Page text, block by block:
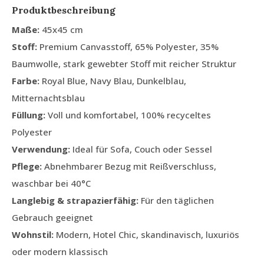
Produktbeschreibung
Maße: 45x45 cm
Stoff: Premium Canvasstoff, 65% Polyester, 35%
Baumwolle, stark gewebter Stoff mit reicher Struktur
Farbe: Royal Blue, Navy Blau, Dunkelblau,
Mitternachtsblau
Füllung: Voll und komfortabel, 100% recyceltes
Polyester
Verwendung: Ideal für Sofa, Couch oder Sessel
Pflege: Abnehmbarer Bezug mit Reißverschluss,
waschbar bei 40°C
Langlebig & strapazierfähig: Für den täglichen
Gebrauch geeignet
Wohnstil: Modern, Hotel Chic, skandinavisch, luxuriös
oder modern klassisch